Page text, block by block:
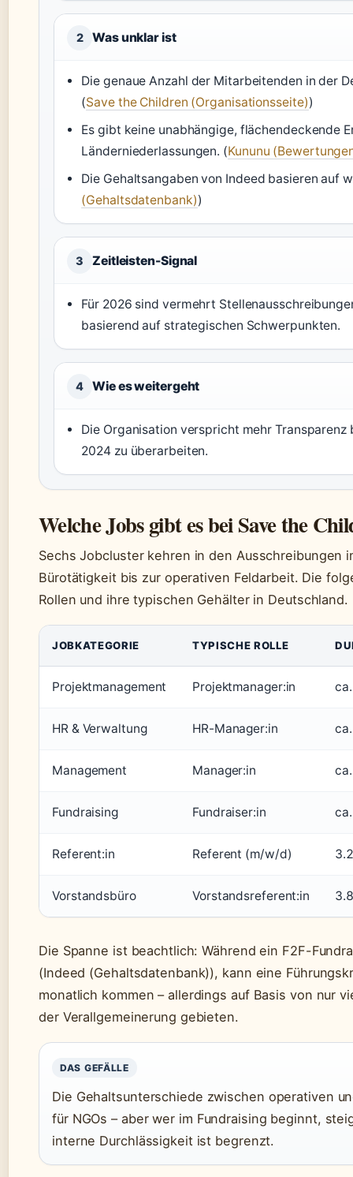
2 Was unklar ist
Die genaue Anzahl der Mitarbeitenden in der
(Save the Children (Organisationsseite))
Es gibt keine unabhängige, flächendeckende
Länderniederlassungen. (Kununu
Die Gehaltsangaben von Indeed basieren auf
(Gehaltsdatenbank))
3 Zeitleisten-Signal
Für 2026 sind vermehrt
basierend auf strategischen Schwerpunkten.
4 Wie es weitergeht
Die Organisation verspricht mehr
2024 zu überarbeiten.
Welche Jobs gibt es bei Save the
Sechs Jobcluster kehren in den Ausschreibungen
Bürotätigkeit bis zur operativen Feldarbeit. Die
Rollen und ihre typischen Gehälter in Deutschland.
JOBKATEGORIE TYPISCHE ROLLE
Projektmanagement Projektmanager:in
HR & Verwaltung HR-Manager:in
Management Manager:in
Fundraising Fundraiser:in
Referent:in Referent (m/w/d)
Vorstandsbüro Vorstandsreferent:in
Die Spanne ist beachtlich: Während ein F2F-
(Indeed (Gehaltsdatenbank)), kann eine
monatlich kommen – allerdings auf Basis von nur
der Verallgemeinerung gebieten.
DAS GEFÄLLE
Die Gehaltsunterschiede zwischen operativen
für NGOs – aber wer im Fundraising beginnt,
interne Durchlässigkeit ist begrenzt.